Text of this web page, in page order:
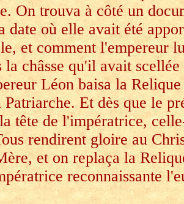
On trouva à côté un
date où elle avait été
et comment l'empereur
la châsse qu'il avait scellée
Léon baisa la
Et dès que le
tête de l'impératrice,
rendirent gloire au
et on replaça la
reconnaissante